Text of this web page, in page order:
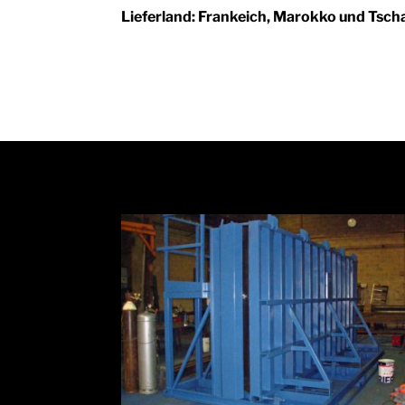
Lieferland: Frankeich, Marokko und